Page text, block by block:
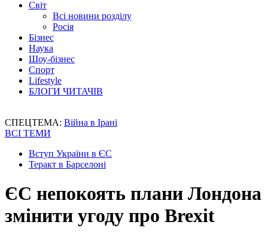
Світ
Всі новини розділу
Росія
Бізнес
Наука
Шоу-бізнес
Спорт
Lifestyle
БЛОГИ ЧИТАЧІВ
СПЕЦТЕМА: Війна в Ірані
ВСІ ТЕМИ
Вступ України в ЄС
Теракт в Барселоні
ЄС непокоять плани Лондона
змінити угоду про Brexit